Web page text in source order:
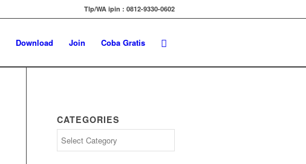
Tlp/WA ipin : 0812-9330-0602
Download Join Coba Gratis
CATEGORIES